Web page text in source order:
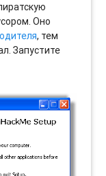
Оно
, тем
Запустите